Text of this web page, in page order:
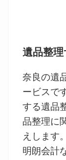
遺品整
奈良の遺
ービスで
する遺品
品整理に
えします。
明朗会計